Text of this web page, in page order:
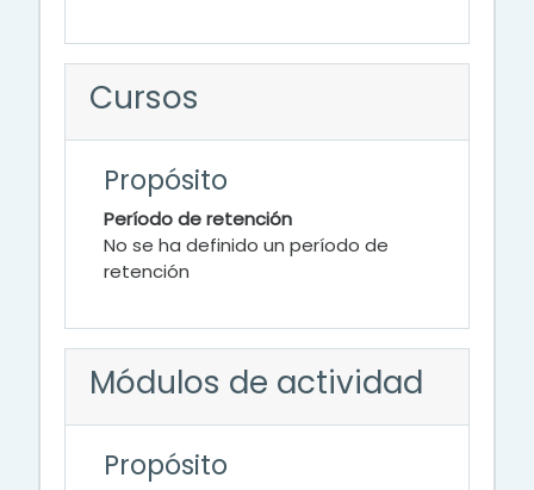
Cursos
Propósito
Período de retención
No se ha definido un período de
retención
Módulos de actividad
Propósito